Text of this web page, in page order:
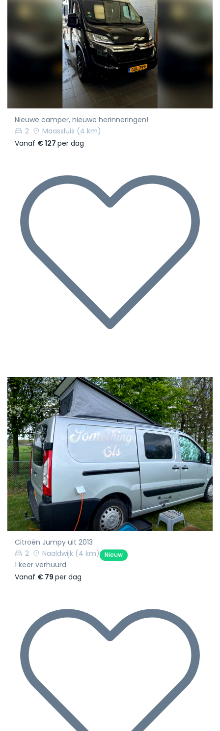
Nieuwe camper, nieuwe herinneringen!
2
Maassluis (4 km)
Vanaf € 127 per dag
Citroën Jumpy uit 2013
2
Naaldwijk (4 km) Nieuw
1 keer verhuurd
Vanaf € 79 per dag